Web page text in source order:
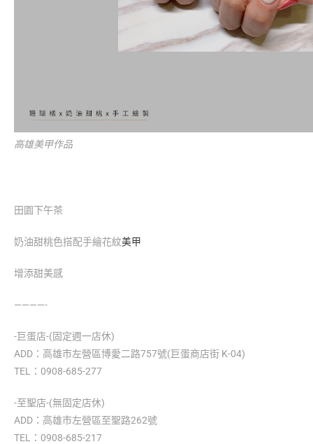
高雄美甲作品
田園下午茶
奶油甜桃色搭配手繪花紋美甲
增添甜美感
————-
-巨蛋店-(固定週一店休)
ADD：高雄市左營區博愛二路757號(巨蛋商店街 K-04)
TEL：0908-685-277
-至聖店-(無固定店休)
ADD：高雄市左營區至聖路262號
TEL：0908-685-217